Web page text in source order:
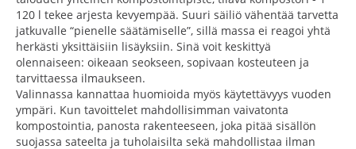
120 l tekee arjesta kevyempää. Suuri säiliö vähentää tarvetta
jatkuvalle “pienelle säätämiselle”, sillä massa ei reagoi yhtä
herkästi yksittäisiin lisäyksiin. Sinä voit keskittyä
olennaiseen: oikeaan seokseen, sopivaan kosteuteen ja
tarvittaessa ilmaukseen.
Valinnassa kannattaa huomioida myös käytettävyys vuoden
ympäri. Kun tavoittelet mahdollisimman vaivatonta
kompostointia, panosta rakenteeseen, joka pitää sisällön
suojassa sateelta ja tuholaisilta sekä mahdollistaa ilman